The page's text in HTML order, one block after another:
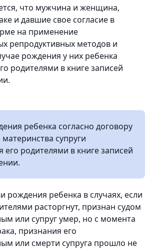
что мужчина и женщина,
и давшие свое согласие в
на применение
репродуктивных методов и
рождения у них ребенка
родителями в книге записей
ребенка согласно договору
материнства супруги
его родителями в книге записей
рождения ребенка в случаях, если
расторгнут, признан судом
или супруг умер, но с момента
признания его
или смерти супруга прошло не